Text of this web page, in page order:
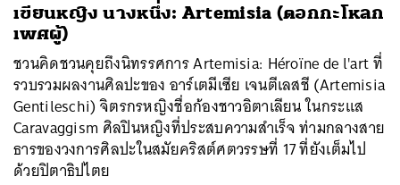
เขียนหญิง นางหนึ่ง: Artemisia (ตอกกะโหลก
เพศผู้)
ชวนคิดชวนคุยถึงนิทรรศการ Artemisia: Héroïne de l'art ที่
รวบรวมผลงานศิลปะของ อาร์เตมีเซีย เจนตีเลสชี (Artemisia
Gentileschi) จิตรกรหญิงชื่อก้องชาวอิตาเลียน ในกระแส
Caravaggism ศิลปินหญิงที่ประสบความสำเร็จ ท่ามกลางสาย
ธารของวงการศิลปะในสมัยคริสต์ศตวรรษที่ 17 ที่ยังเต็มไป
ด้วยปิตาธิปไตย